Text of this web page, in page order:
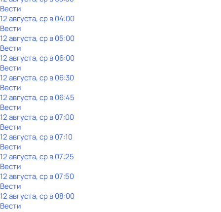
Вести
12 августа, ср в 04:00
Вести
12 августа, ср в 05:00
Вести
12 августа, ср в 06:00
Вести
12 августа, ср в 06:30
Вести
12 августа, ср в 06:45
Вести
12 августа, ср в 07:00
Вести
12 августа, ср в 07:10
Вести
12 августа, ср в 07:25
Вести
12 августа, ср в 07:50
Вести
12 августа, ср в 08:00
Вести